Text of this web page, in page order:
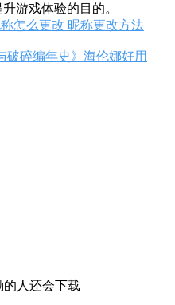
游戏体验的目的。
怎么更改 昵称更改方法
破碎编年史》海伦娜好用
的人还会下载